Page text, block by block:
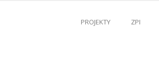
PROJEKTY ZPI